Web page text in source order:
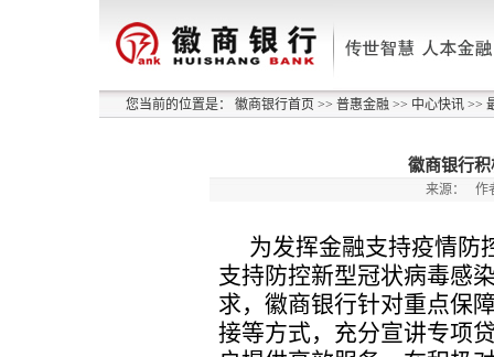
您当前的位置是： 徽商银行首页 >> 普惠金融 >> 中心快讯 >>
徽商银行
来源： 作